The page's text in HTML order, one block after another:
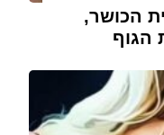
הכושר,
הגוף